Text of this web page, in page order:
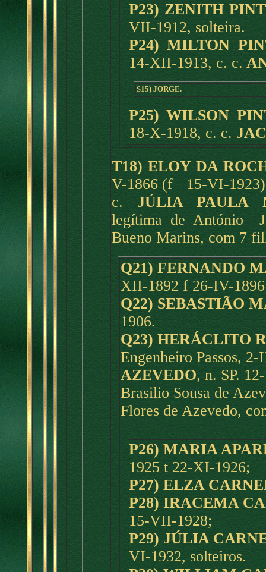
P23) ZENITH
VII-1912, solteira.
P24) MILTON
14-XII-1913, c. c.
S15) JORGE.
P25) WILSON
18-X-1918, c. c.
T18) ELOY DA
V-1866 (f 15-VI-1923)
c. JÚLIA PAULA
legítima de António
Bueno Marins, com 7
Q21) FERNANDO
XII-1892 f 26-IV-
Q22) SEBASTIÃO
1906.
Q23) HERÁCLITO
Engenheiro Passos,
AZEVEDO, n. SP.
Brasilio Sousa de
Flores de Azevedo,
P26) MARIA
1925 t 22-XI-1926;
P27) ELZA
P28) IRACEMA
15-VII-1928;
P29) JÚLIA
VI-1932, solteiros.